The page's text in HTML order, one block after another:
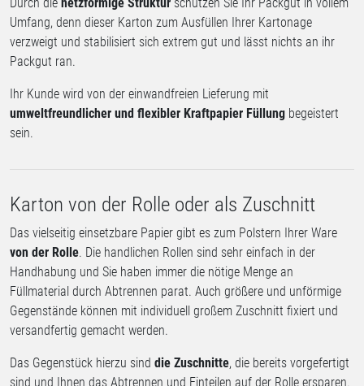
Umfang, denn dieser Karton zum Ausfüllen Ihrer Kartonage
verzweigt und stabilisiert sich extrem gut und lässt nichts an ihr
Packgut ran.
Ihr Kunde wird von der einwandfreien Lieferung mit
umweltfreundlicher und flexibler Kraftpapier Füllung begeistert
sein.
Karton von der Rolle oder als Zuschnitt
Das vielseitig einsetzbare Papier gibt es zum Polstern Ihrer Ware
von der Rolle. Die handlichen Rollen sind sehr einfach in der
Handhabung und Sie haben immer die nötige Menge an
Füllmaterial durch Abtrennen parat. Auch größere und unförmige
Gegenstände können mit individuell großem Zuschnitt fixiert und
versandfertig gemacht werden.
Das Gegenstück hierzu sind die Zuschnitte, die bereits vorgefertigt
sind und Ihnen das Abtrennen und Einteilen auf der Rolle ersparen.